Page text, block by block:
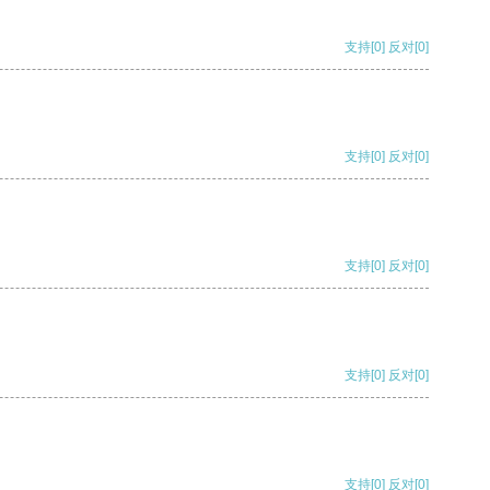
支持[0] 反对[0]
支持[0] 反对[0]
支持[0] 反对[0]
支持[0] 反对[0]
支持[0] 反对[0]